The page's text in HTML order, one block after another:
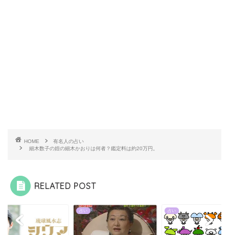
HOME
有名人の占い
細木数子の姪の細木かおりは何者？鑑定料は約20万円。
RELATED POST
占い 占い